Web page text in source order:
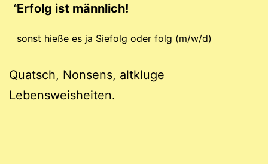
Erfolg ist männlich!
sonst hieße es ja Siefolg oder folg (m/w/d)
Quatsch, Nonsens, altkluge
Lebensweisheiten.